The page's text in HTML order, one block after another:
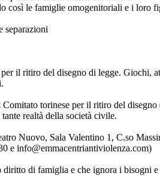
così le famiglie omogenitoriali e i loro
separazioni
il ritiro del disegno di legge. Giochi,
torinese per il ritiro del
realtà della società civile.
Nuovo, Sala Valentino 1, C.so
e info@emmacentriantiviolenza.com)
diritto di famiglia e che ignora i bisogni